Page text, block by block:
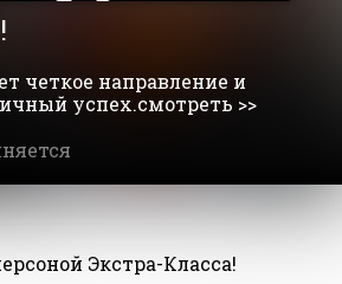
четкое направление и
успех.смотреть >>
Экстра-Класса!